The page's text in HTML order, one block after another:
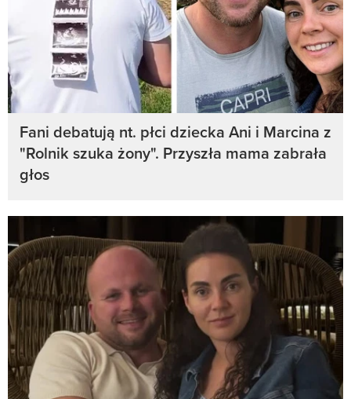
Fani debatują nt. płci dziecka Ani i Marcina z
"Rolnik szuka żony". Przyszła mama zabrała
głos